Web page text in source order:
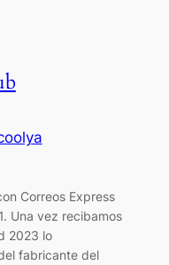
Correos Express
Una vez recibamos
2023 lo
fabricante del